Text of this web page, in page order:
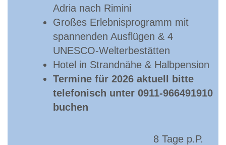
Adria nach Rimini
Großes Erlebnisprogramm mit
spannenden Ausflügen & 4
UNESCO-Welterbestätten
Hotel in Strandnähe & Halbpension
Termine für 2026 aktuell bitte
telefonisch unter 0911-966491910
buchen
8 Tage p.P.